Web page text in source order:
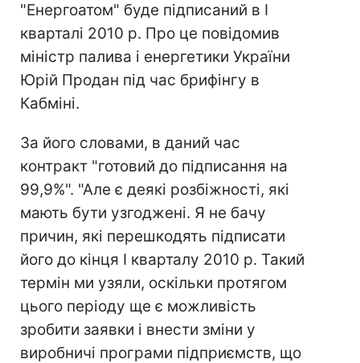
"Енергоатом" буде підписаний в I
кварталі 2010 р. Про це повідомив
міністр палива і енергетики України
Юрій Продан під час брифінгу в
Кабміні.
За його словами, в даний час
контракт "готовий до підписання на
99,9%". "Але є деякі розбіжності, які
мають бути узгоджені. Я не бачу
причин, які перешкодять підписати
його до кінця I кварталу 2010 р. Такий
термін ми узяли, оскільки протягом
цього періоду ще є можливість
зробити заявки і внести зміни у
виробничі програми підприємств, що